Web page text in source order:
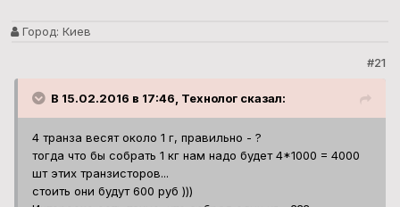
Город: Киев
#21
В 15.02.2016 в 17:46, Технолог сказал:
4 транза весят около 1 г, правильно - ?
тогда что бы собрать 1 кг нам надо будет 4*1000 = 4000
шт этих транзисторов...
стоить они будут 600 руб )))